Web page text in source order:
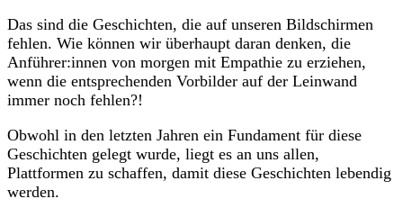
Das sind die Geschichten, die auf unseren Bildschirmen
fehlen. Wie können wir überhaupt daran denken, die
Anführer:innen von morgen mit Empathie zu erziehen,
wenn die entsprechenden Vorbilder auf der Leinwand
immer noch fehlen?!
Obwohl in den letzten Jahren ein Fundament für diese
Geschichten gelegt wurde, liegt es an uns allen,
Plattformen zu schaffen, damit diese Geschichten lebendig
werden.